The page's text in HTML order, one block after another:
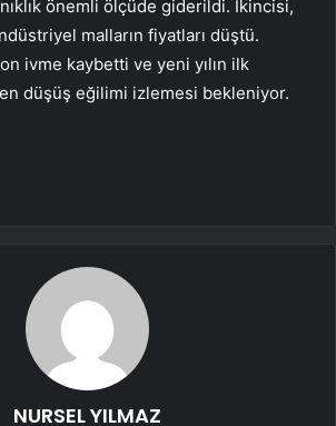
önemli ölçüde giderildi. İkincisi,
malların fiyatları düştü.
ivme kaybetti ve yeni yılın ilk
düşüş eğilimi izlemesi bekleniyor.
NURSEL YILMAZ